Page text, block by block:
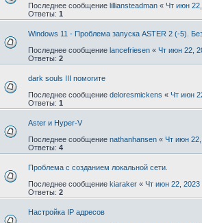
Последнее сообщение lilliansteadman « Чт июн
Ответы: 1
Windows 11 - Проблема запуска ASTER 2 (-5).
Последнее сообщение lancefriesen « Чт июн 22,
Ответы: 2
dark souls III помогите
Последнее сообщение deloresmickens « Чт июн
Ответы: 1
Aster и Hyper-V
Последнее сообщение nathanhansen « Чт июн
Ответы: 4
Проблема с созданием локальной сети.
Последнее сообщение kiaraker « Чт июн 22, 2023
Ответы: 2
Настройка IP адресов